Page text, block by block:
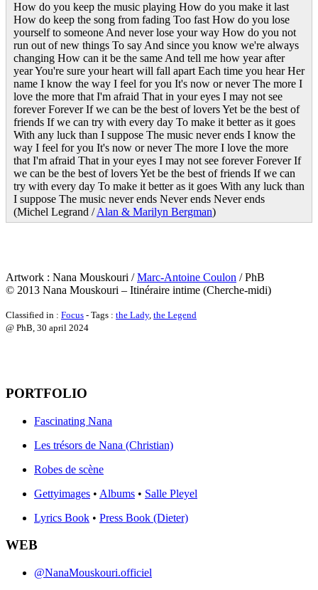
How do you keep the music playing How do you make it last
How do keep the song from fading Too fast How do you lose
yourself to someone And never lose your way How do you not
run out of new things To say And since you know we're always
changing How can it be the same And tell me how year after
year You're sure your heart will fall apart Each time you hear Her
name I know the way I feel for you It's now or never The more I
love the more that I'm afraid That in your eyes I may not see
forever Forever If we can be the best of lovers Yet be the best of
friends If we can try with every day To make it better as it goes
With any luck than I suppose The music never ends I know the
way I feel for you It's now or never The more I love the more
that I'm afraid That in your eyes I may not see forever Forever If
we can be the best of lovers Yet be the best of friends If we can
try with every day To make it better as it goes With any luck than
I suppose The music never ends Never ends Never ends
(Michel Legrand /Alan & Marilyn Bergman)
Artwork : Nana Mouskouri /Marc-Antoine Coulon / PhB
© 2013 Nana Mouskouri – Itinéraire intime (Cherche-midi)
Classified in : Focus - Tags : the Lady, the Legend
@ PhB, 30 april 2024
PORTFOLIO
Fascinating Nana
Les trésors de Nana (Christian)
Robes de scène
Gettyimages • Albums • Salle Pleyel
Lyrics Book • Press Book (Dieter)
WEB
@NanaMouskouri.officiel